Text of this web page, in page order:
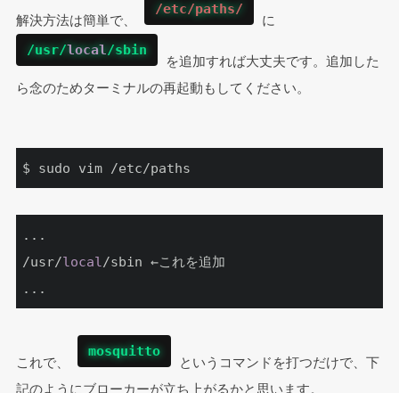
解決方法は簡単で、
/etc/paths/
に
/usr/local/sbin
を追加すれば大丈夫です。追加した
ら念のためターミナルの再起動もしてください。
$ sudo vim /etc/paths
...
/usr/local/sbin ←これを追加
...
これで、
mosquitto
というコマンドを打つだけで、下